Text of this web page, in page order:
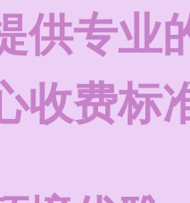
供专业
收费标